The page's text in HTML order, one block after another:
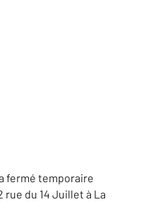
fermé temporaire
rue du 14 Juillet à La